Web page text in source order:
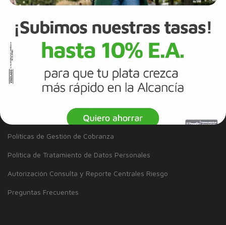
SERVICIO AL CLIENTE
Inclusión
Solicitudes y Reclamos
Noticias
Información de productos
Políticas de Gestión de Cobranza
Política de Tratamiento de Datos Personales
Autorización Consulta y Reporte Centrales Riesgo
Preguntas Frecuentes